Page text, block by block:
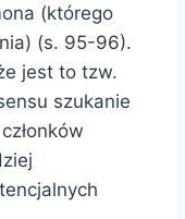
(którego
(s. 95-96).
jest to tzw.
szukanie